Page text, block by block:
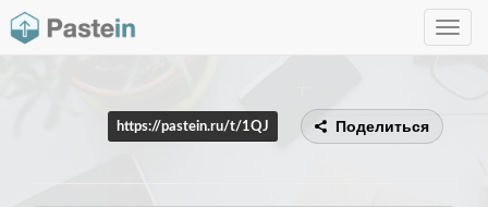
Toggle
https://pastein.ru/t/1QJ Поделиться